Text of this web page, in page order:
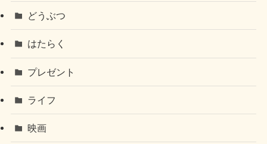
どうぶつ
はたらく
プレゼント
ライフ
映画